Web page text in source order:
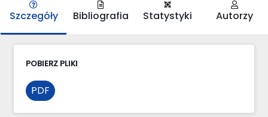
Szczegóły Bibliografia Statystyki Autorzy
POBIERZ PLIKI
PDF